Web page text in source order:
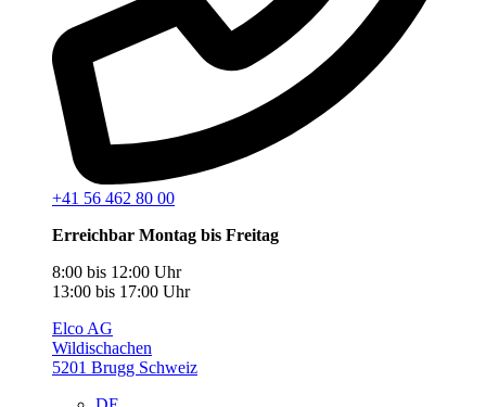
+41 56 462 80 00
Erreichbar Montag bis Freitag
8:00 bis 12:00 Uhr
13:00 bis 17:00 Uhr
Elco AG
Wildischachen
5201 Brugg Schweiz